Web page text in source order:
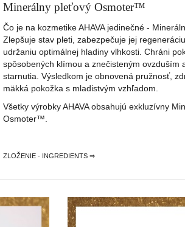
Minerálny pleťový Osmoter™
Čo je na kozmetike AHAVA jedinečné -
Zlepšuje stav pleti, zabezpečuje jej
udržaniu optimálnej hladiny vlhkosti. Chráni
spôsobených klímou a znečisteným ovzduším
starnutia. Výsledkom je obnovená pružnosť,
mäkká pokožka s mladistvým vzhľadom.
Všetky výrobky AHAVA obsahujú exkluzívny
Osmoter™.
ZLOŽENIE - INGREDIENTS ⇒